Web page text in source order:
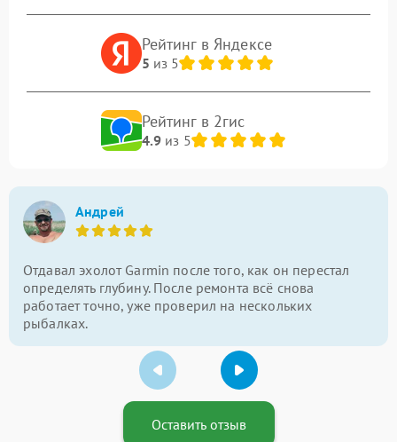
Рейтинг в Яндексе
5 из 5
Рейтинг в 2гис
4.9из 5
Андрей
Отдавал эхолот Garmin после того, как он перестал
определять глубину. После ремонта всё снова
работает точно, уже проверил на нескольких
рыбалках.
Оставить отзыв